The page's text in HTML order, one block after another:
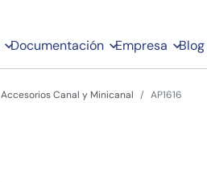
Documentación Empresa Blog
Accesorios Canal y Minicanal AP1616